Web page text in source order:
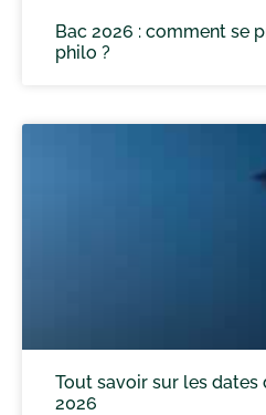
Bac 2026 : comment se
philo ?
Tout savoir sur les dates
2026